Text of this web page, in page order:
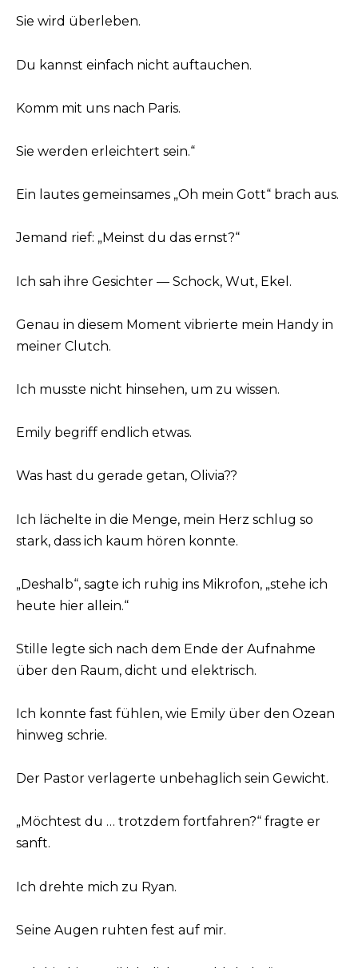
Sie wird überleben.
Du kannst einfach nicht auftauchen.
Komm mit uns nach Paris.
Sie werden erleichtert sein.“
Ein lautes gemeinsames „Oh mein Gott“ brach aus.
Jemand rief: „Meinst du das ernst?“
Ich sah ihre Gesichter — Schock, Wut, Ekel.
Genau in diesem Moment vibrierte mein Handy in
meiner Clutch.
Ich musste nicht hinsehen, um zu wissen.
Emily begriff endlich etwas.
Was hast du gerade getan, Olivia??
Ich lächelte in die Menge, mein Herz schlug so
stark, dass ich kaum hören konnte.
„Deshalb“, sagte ich ruhig ins Mikrofon, „stehe ich
heute hier allein.“
Stille legte sich nach dem Ende der Aufnahme
über den Raum, dicht und elektrisch.
Ich konnte fast fühlen, wie Emily über den Ozean
hinweg schrie.
Der Pastor verlagerte unbehaglich sein Gewicht.
„Möchtest du … trotzdem fortfahren?“ fragte er
sanft.
Ich drehte mich zu Ryan.
Seine Augen ruhten fest auf mir.